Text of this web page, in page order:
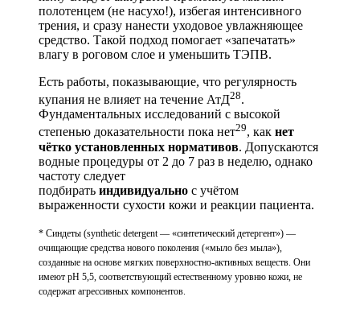
полотенцем (не насухо!), избегая интенсивного
трения, и сразу нанести уходовое увлажняющее
средство. Такой подход помогает «запечатать»
влагу в роговом слое и уменьшить ТЭПВ.
Есть работы, показывающие, что регулярность
купания не влияет на течение АтД28.
Фундаментальных исследований с высокой
степенью доказательности пока нет29, как нет
чётко установленных нормативов. Допускаются
водные процедуры от 2 до 7 раз в неделю, однако
частоту следует
подбирать индивидуально с учётом
выраженности сухости кожи и реакции пациента.
* Синдеты (synthetic detergent — «синтетический детергент») —
очищающие средства нового поколения («мыло без мыла»),
созданные на основе мягких поверхностно-активных веществ. Они
имеют pH 5,5, соответствующий естественному уровню кожи, не
содержат агрессивных компонентов.